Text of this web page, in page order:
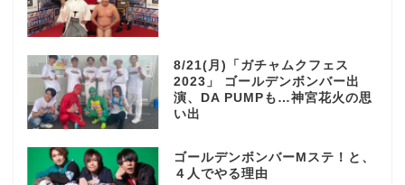
8/21(月)「ガチャムクフェス
2023」 ゴールデンボンバー出
演、DA PUMPも…神宮花火の思
い出
ゴールデンボンバーMステ！と、
４人でやる理由